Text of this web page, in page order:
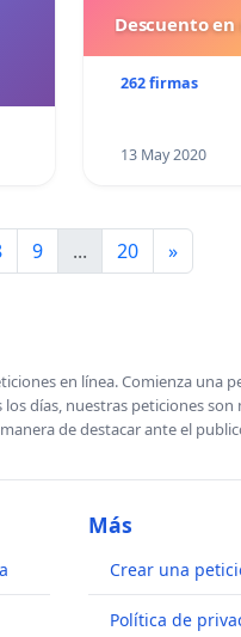
Descuento
262 firmas
13 May 2020
9 ... 20 »
en línea. Comienza una
días, nuestras peticiones
de destacar ante el
Más
Crear una
Política de